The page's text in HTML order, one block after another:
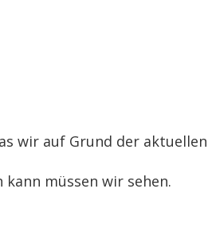
wir auf Grund der
müssen wir sehen.